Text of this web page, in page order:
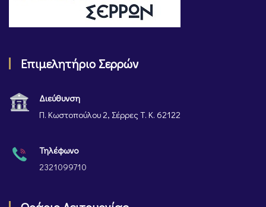
Επιμελητήριο Σερρών
Διεύθυνση
Π. Κωστοπούλου 2, Σέρρες Τ. Κ. 62122
Τηλέφωνο
2321099710